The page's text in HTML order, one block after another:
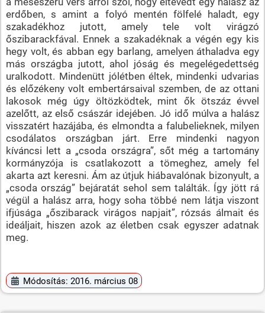
erdőben, s amint a folyó mentén fölfelé haladt, egy
szakadékhoz jutott, amely tele volt virágzó
őszibarackfával. Ennek a szakadéknak a végén egy kis
hegy volt, és abban egy barlang, amelyen áthaladva egy
más országba jutott, ahol jóság és megelégedettség
uralkodott. Mindenütt jólétben éltek, mindenki udvarias
és előzékeny volt embertársaival szemben, de az ottani
lakosok még úgy öltözködtek, mint ők ötszáz évvel
azelőtt, az első császár idejében. Jó idő múlva a halász
visszatért hazájába, és elmondta a falubelieknek, milyen
csodálatos országban járt. Erre mindenki nagyon
kíváncsi lett a „csoda országra”, sőt még a tartomány
kormányzója is csatlakozott a tömeghez, amely fel
akarta azt keresni. Ám az útjuk hiábavalónak bizonyult, a
„csoda ország” bejáratát sehol sem találták. Így jött rá
végül a halász arra, hogy soha többé nem látja viszont
ifjúsága „őszibarack virágos napjait”, rózsás álmait és
ideáljait, hiszen azok az életben csak egyszer adatnak
meg.
Módosítás: 2016. március 08